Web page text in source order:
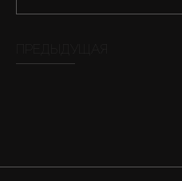
AX Journal